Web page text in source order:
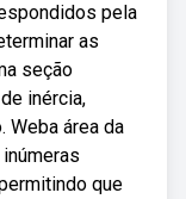
pela
as
seção
inércia,
Weba área da
que